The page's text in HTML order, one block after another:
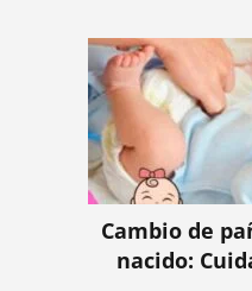
Cambio de
nacido: